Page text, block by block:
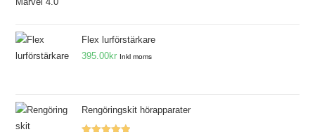
Flex lurförstärkare
395.00kr Inkl moms
Rengöringskit hörapparater